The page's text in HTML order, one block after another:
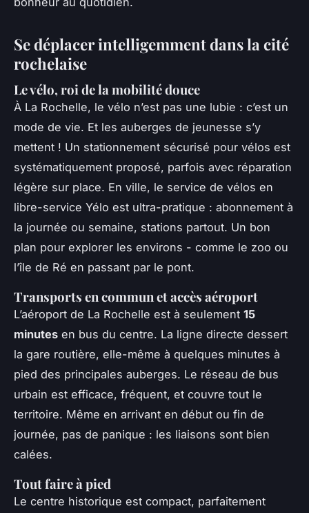
Se déplacer intelligemment dans la cité
rochelaise
Le vélo, roi de la mobilité douce
À La Rochelle, le vélo n’est pas une lubie : c’est un
mode de vie. Et les auberges de jeunesse s’y
mettent ! Un stationnement sécurisé pour vélos est
systématiquement proposé, parfois avec réparation
légère sur place. En ville, le service de vélos en
libre-service Yélo est ultra-pratique : abonnement à
la journée ou semaine, stations partout. Un bon
plan pour explorer les environs - comme le zoo ou
l’île de Ré en passant par le pont.
Transports en commun et accès aéroport
L’aéroport de La Rochelle est à seulement 15
minutes en bus du centre. La ligne directe dessert
la gare routière, elle-même à quelques minutes à
pied des principales auberges. Le réseau de bus
urbain est efficace, fréquent, et couvre tout le
territoire. Même en arrivant en début ou fin de
journée, pas de panique : les liaisons sont bien
calées.
Tout faire à pied
Le centre historique est compact, parfaitement